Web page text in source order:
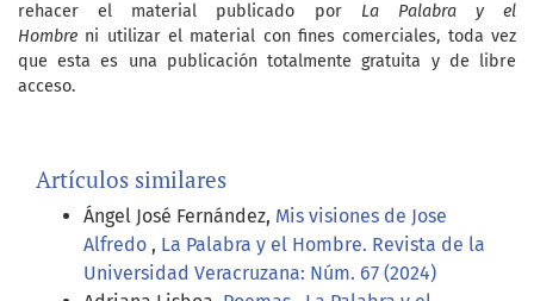
rehacer el material publicado por La Palabra y el
Hombre ni utilizar el material con fines comerciales, toda vez
que esta es una publicación totalmente gratuita y de libre
acceso.
Artículos similares
Ángel José Fernández, Mis visiones de Jose
Alfredo , La Palabra y el Hombre. Revista de la
Universidad Veracruzana: Núm. 67 (2024)